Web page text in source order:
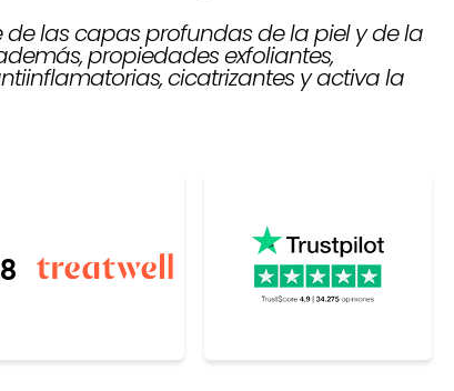
de las capas profundas de la piel y de la
propiedades exfoliantes,
cicatrizantes y activa la